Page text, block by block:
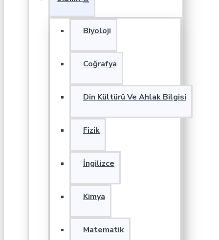
Biyoloji
Coğrafya
Din Kültürü Ve Ahlak Bilgisi
Fizik
İngilizce
Kimya
Matematik